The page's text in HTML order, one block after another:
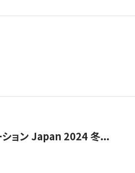
ション Japan 2024 冬...